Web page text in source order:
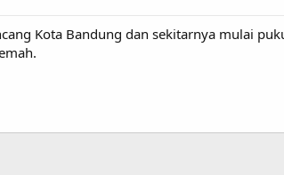
Kota Bandung dan sekitarnya mulai